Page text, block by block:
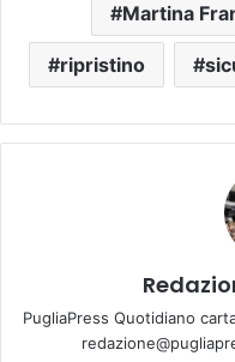
Martina
ripristino
PugliaPress Quotidiano